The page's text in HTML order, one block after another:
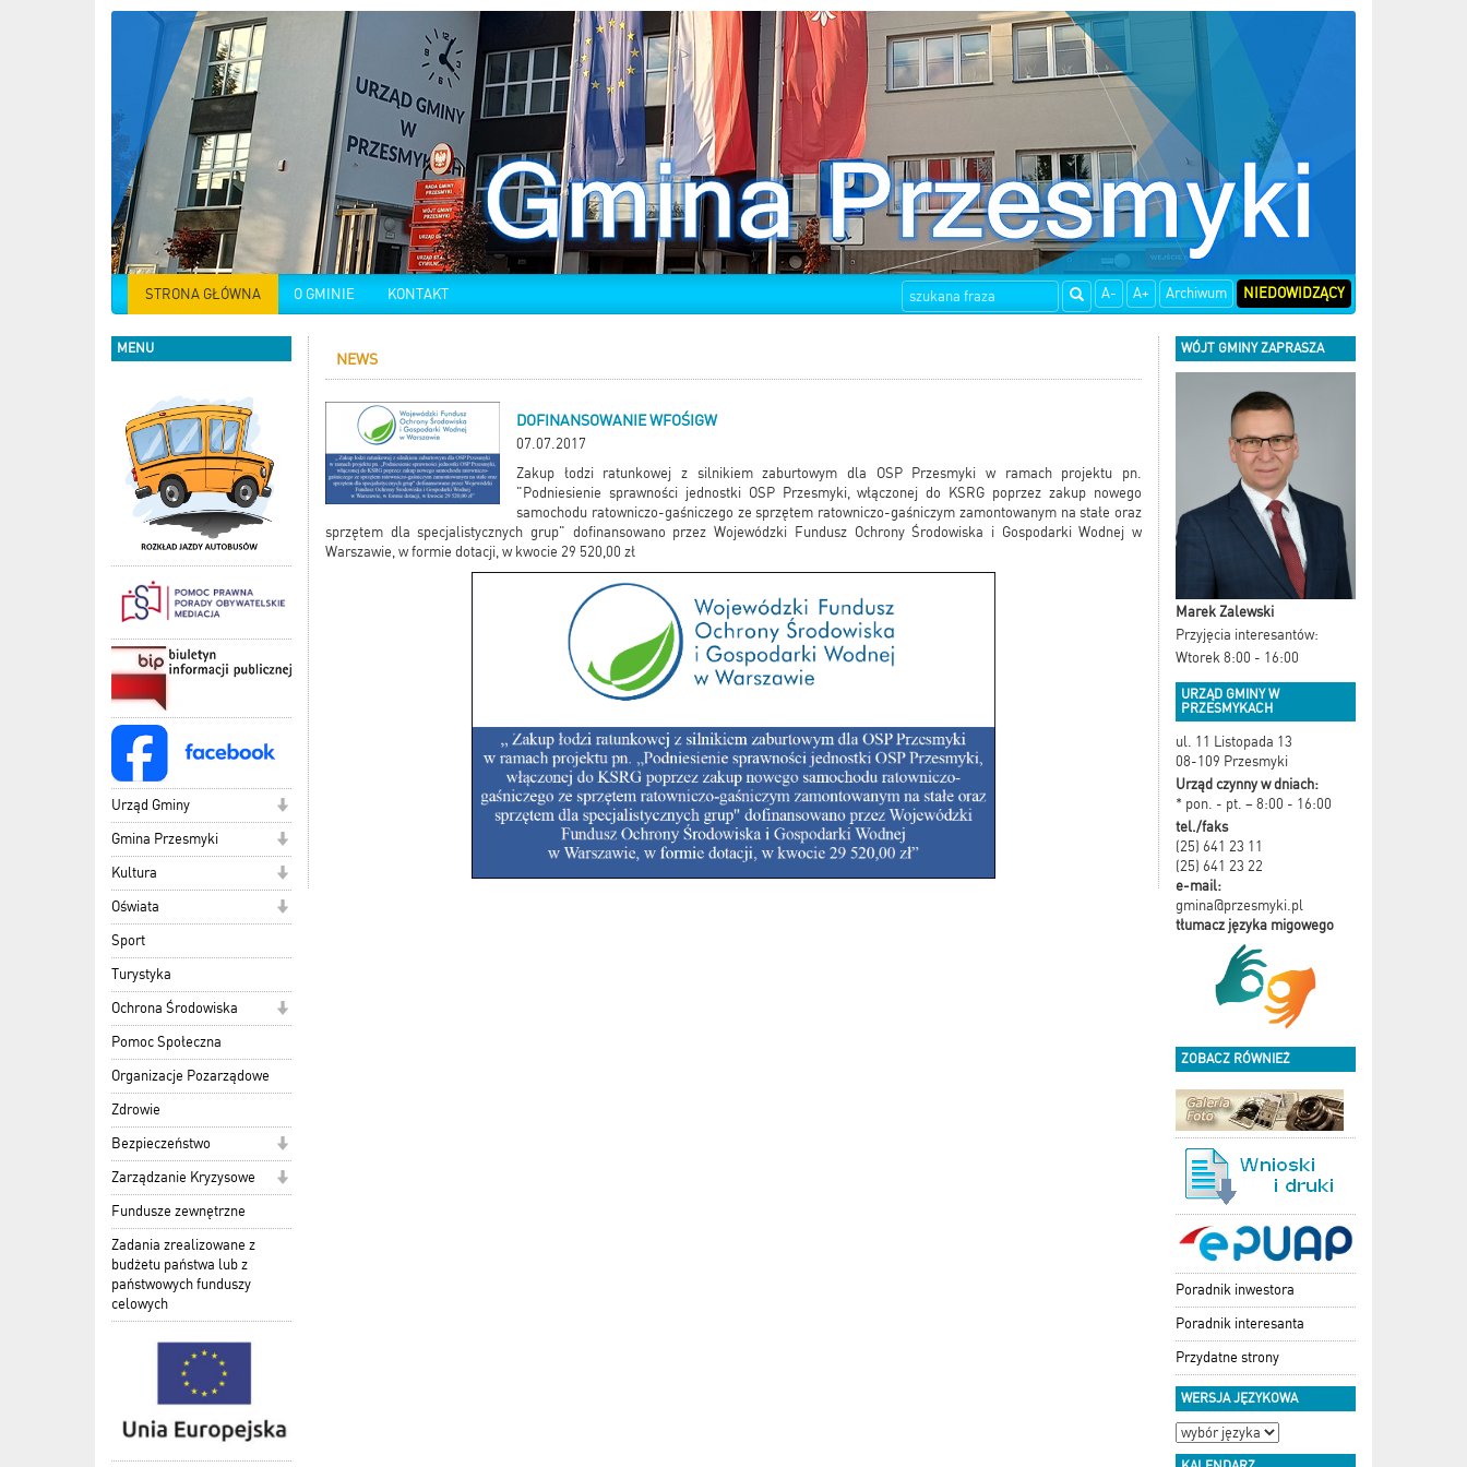
STRONA GŁÓWNA O GMINIE KONTAKT A- A+ Archiwum NIEDOWIDZĄCY
MENU
Urząd Gminy
Gmina Przesmyki
Kultura
Oświata
Sport
Turystyka
Ochrona Środowiska
Pomoc Społeczna
Organizacje Pozarządowe
Zdrowie
Bezpieczeństwo
Zarządzanie Kryzysowe
Fundusze zewnętrzne
Zadania zrealizowane z
budżetu państwa lub z
państwowych funduszy
celowych
NEWS
DOFINANSOWANIE WFOŚIGW
07.07.2017
Zakup łodzi ratunkowej z silnikiem zaburtowym dla OSP Przesmyki w ramach projektu pn.
"Podniesienie sprawności jednostki OSP Przesmyki, włączonej do KSRG poprzez zakup nowego
samochodu ratowniczo-gaśniczego ze sprzętem ratowniczo-gaśniczym zamontowanym na stałe oraz
sprzętem dla specjalistycznych grup" dofinansowano przez Wojewódzki Fundusz Ochrony Środowiska i Gospodarki Wodnej w
Warszawie, w formie dotacji, w kwocie 29 520,00 zł
WÓJT GMINY ZAPRASZA
Marek Zalewski
Przyjęcia interesantów:
Wtorek 8:00 - 16:00
URZĄD GMINY W
PRZESMYKACH
ul. 11 Listopada 13
08-109 Przesmyki
Urząd czynny w dniach:
* pon. - pt. – 8:00 - 16:00
tel./faks
(25) 641 23 11
(25) 641 23 22
e-mail:
gmina@przesmyki.pl
tłumacz języka migowego
ZOBACZ RÓWNIEŻ
Poradnik inwestora
Poradnik interesanta
Przydatne strony
WERSJA JĘZYKOWA